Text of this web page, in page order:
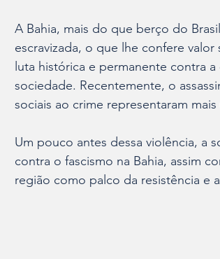
A Bahia, mais do que berço do
escravizada, o que lhe confere
luta histórica e permanente contra
sociedade. Recentemente, o
sociais ao crime representaram
Um pouco antes dessa violência, a
contra o fascismo na Bahia, assim
região como palco da resistência e